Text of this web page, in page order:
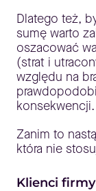
Dlatego też,
sumę warto
oszacować
(strat i
względu na
konsekwencji.
Zanim to
która nie
Klienci